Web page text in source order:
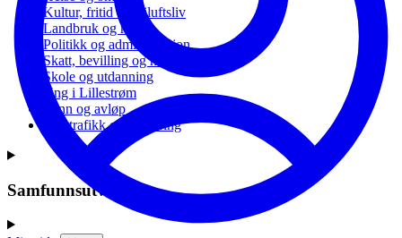
Kultur, fritid og friluftsliv
Landbruk og natur
Politikk og administrasjon
Skatt, bevilling og næring
Skole og utdanning
Ung i Lillestrøm
Vann og avløp
Vei, trafikk og parkering
Samfunnsutvikling